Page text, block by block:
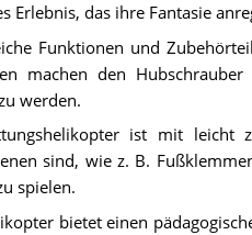
Erlebnis, das ihre Fantasie
Funktionen und
machen den
werden.
ist mit leicht
sind, wie z. B.
spielen.
bietet einen